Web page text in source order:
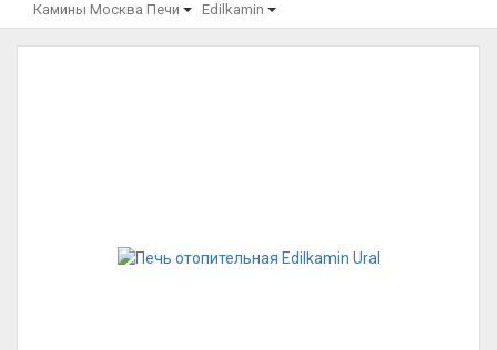
Камины Москва Печи Edilkamin